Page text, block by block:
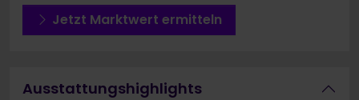
Jetzt Marktwert ermitteln
Ausstattungshighlights